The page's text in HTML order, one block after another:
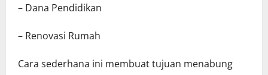
– Dana Pendidikan
– Renovasi Rumah
Cara sederhana ini membuat tujuan menabung